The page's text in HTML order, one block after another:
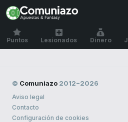
Puntos Lesionados Dinero
© Comuniazo 2012−2026
Aviso legal
Contacto
Configuración de cookies